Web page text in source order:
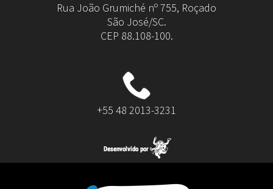
Rua João Grumiché nº 755, Roçado
São José/SC.
CEP 88.108-100.
+55 48 2013-3231